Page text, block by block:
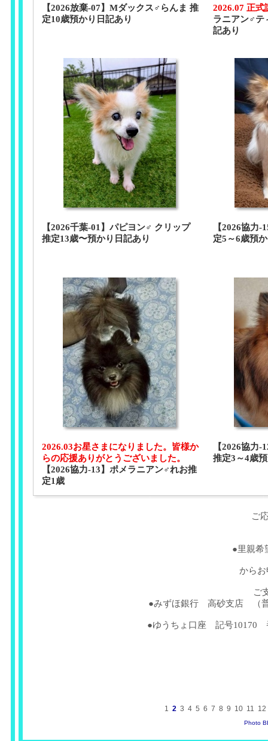
【2026放棄-07】Mダックス♂らんま 推
定10歳預かり日記あり
2026.07 正式
ラニアン♂テ
記あり
【2026千葉-01】パピヨン♂ クリップ
推定13歳〜預かり日記あり
【2026協力
定5～6歳預
2026.03お星さまになりました。皆様か
らの応援ありがとうございました。
【2026協力-13】ポメラニアン♂れお推
定1歳
【2026協力
推定3～4歳
ご
●里親希
から
ご
●みずほ銀行 高砂支店 （
●ゆうちょ口座 記号10170
1 2 3 4 5 6 7 8 9 10 11 12
Photo